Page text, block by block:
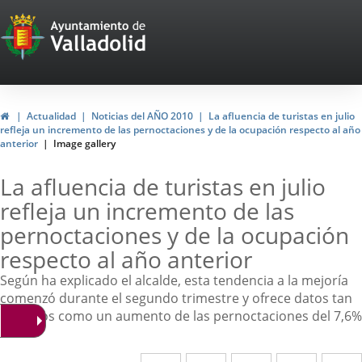
Portal
Web
del
Ayuntamiento
de
Valladolid
HomeActualidad Noticias del AÑO 2010
La afluencia de turistas en julio
refleja un incremento de las pernoctaciones y de la ocupación respecto al año
anterior
Image gallery
La afluencia de turistas en julio
refleja un incremento de las
pernoctaciones y de la ocupación
respecto al año anterior
Según ha explicado el alcalde, esta tendencia a la mejoría
comenzó durante el segundo trimestre y ofrece datos tan
positivos como un aumento de las pernoctaciones del 7,6%